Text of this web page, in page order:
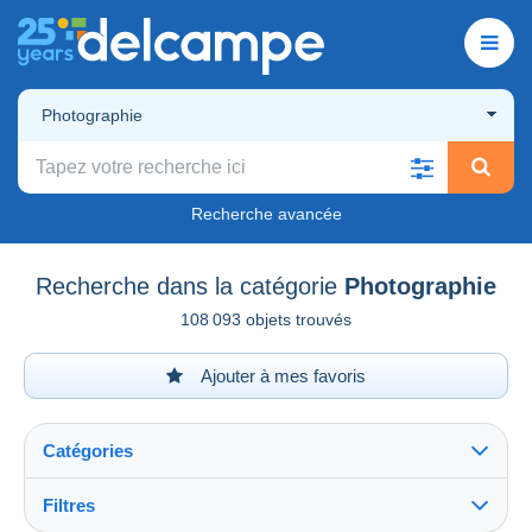
Photographie
Recherche avancée
Recherche dans la catégorie Photographie
108 093 objets trouvés
Ajouter à mes favoris
Catégories
Filtres